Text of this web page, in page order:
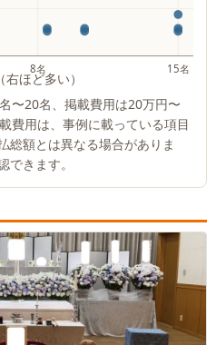
ほど多い）
8名 15名
〜20名、掲載費用は20万円〜
費用は、事例に載っている項目
総額とは異なる場合がありま
きます。